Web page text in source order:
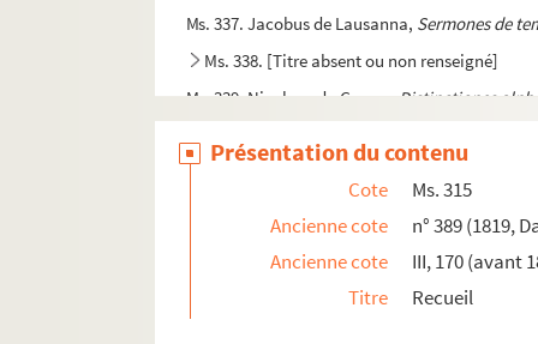
Ms. 337. Jacobus de Lausanna, Sermones de
Ms. 338. [Titre absent ou non renseigné]
Ms. 339. Nicolaus de Gorran,
Distinctiones
Ms. 341. Francesco de Abbate, de l'ordre des
Présentation du contenu
Cote
Ms. 315
Ancienne cote
n° 389 (1819,
Ancienne cote
III, 170 (avant
Titre
Recueil